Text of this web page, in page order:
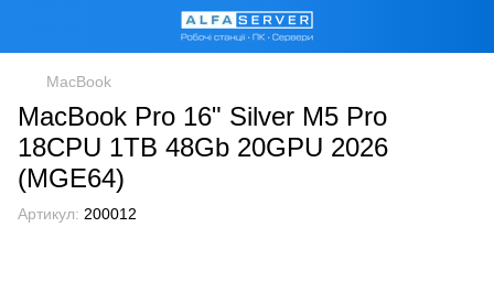
MacBook
MacBook Pro 16" Silver M5 Pro
18CPU 1TB 48Gb 20GPU 2026
(MGE64)
Артикул: 200012